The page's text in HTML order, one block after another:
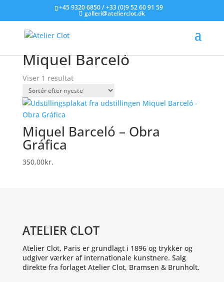
+45 9320 6850 / +33 (0)9 52 60 91 59
galleri@atelierclot.dk
Forside/Litografier til salg
Miquel Barceló
Viser 1 resultat
Miquel Barceló – Obra
Gráfica
350,00kr.
ATELIER CLOT
Atelier Clot, Paris er grundlagt i 1896 og trykker og
udgiver værker af internationale kunstnere. Salg
direkte fra forlaget Atelier Clot, Bramsen & Brunholt.